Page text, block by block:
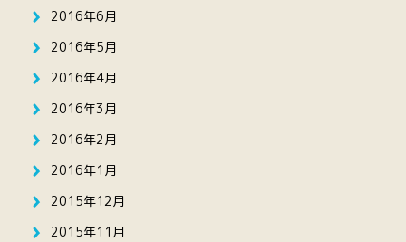
2016年6月
2016年5月
2016年4月
2016年3月
2016年2月
2016年1月
2015年12月
2015年11月